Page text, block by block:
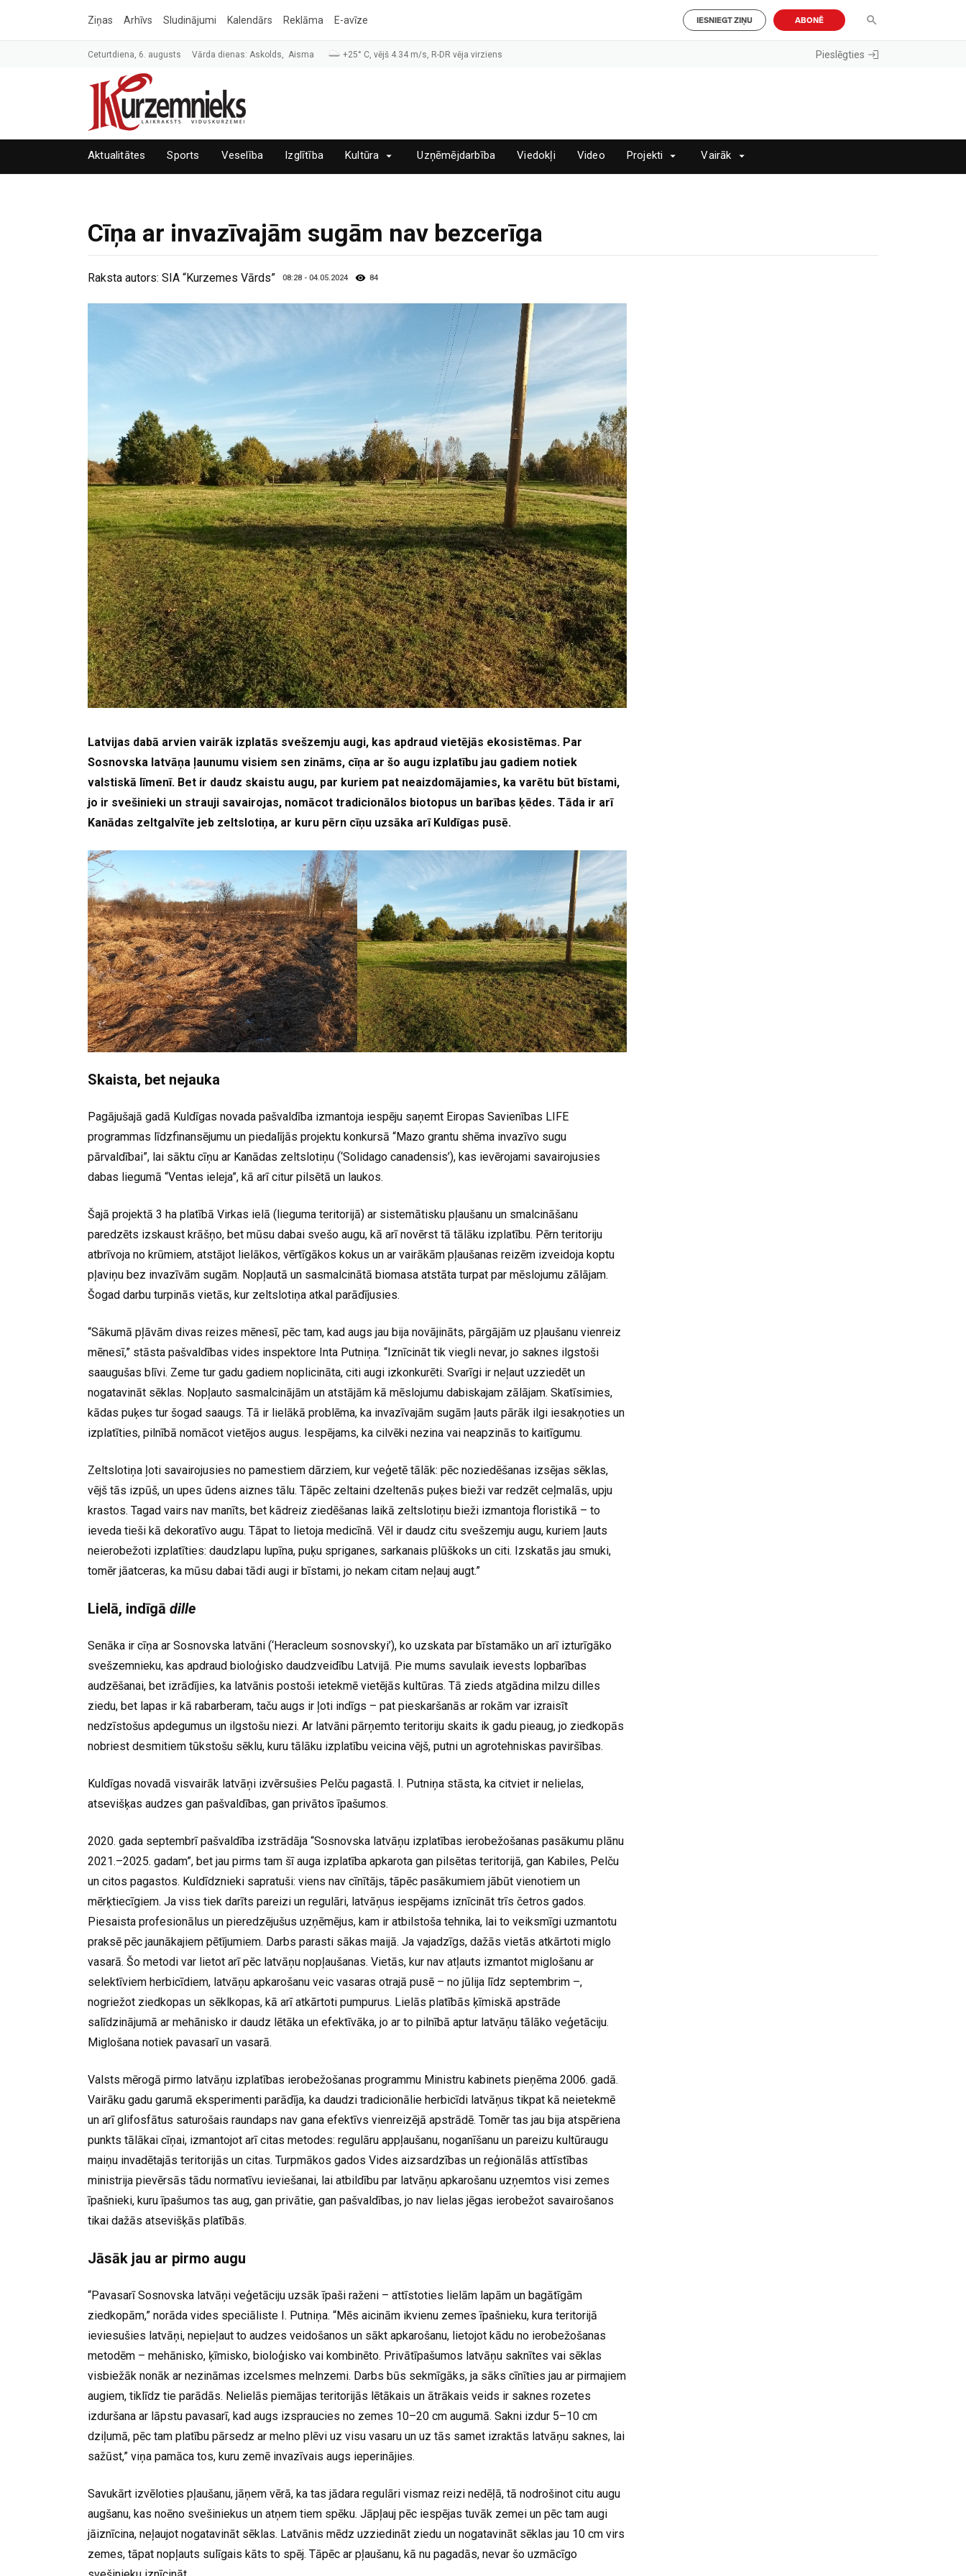
Ziņas Arhīvs Sludinājumi Kalendārs Reklāma E-avīze IESNIEGT ZIŅU ABONĒ
Ceturtdiena, 6. augusts Vārda dienas: Askolds, Aisma +25° C, vējš 4.34 m/s, R-DR vēja virziens Pieslēgties
Aktualitātes Sports Veselība Izglītība Kultūra Uzņēmējdarbība Viedokļi Video Projekti Vairāk
Cīņa ar invazīvajām sugām nav bezcerīga
Raksta autors: SIA “Kurzemes Vārds” 08:28 - 04.05.2024 84
Latvijas dabā arvien vairāk izplatās svešzemju augi, kas apdraud vietējās ekosistēmas. Par
Sosnovska latvāņa ļaunumu visiem sen zināms, cīņa ar šo augu izplatību jau gadiem notiek
valstiskā līmenī. Bet ir daudz skaistu augu, par kuriem pat neaizdomājamies, ka varētu būt bīstami,
jo ir svešinieki un strauji savairojas, nomācot tradicionālos biotopus un barības ķēdes. Tāda ir arī
Kanādas zeltgalvīte jeb zeltslotiņa, ar kuru pērn cīņu uzsāka arī Kuldīgas pusē.
Skaista, bet nejauka
Pagājušajā gadā Kuldīgas novada pašvaldība izmantoja iespēju saņemt Eiropas Savienības LIFE
programmas līdzfinansējumu un piedalījās projektu konkursā “Mazo grantu shēma invazīvo sugu
pārvaldībai”, lai sāktu cīņu ar Kanādas zeltslotiņu (‘Solidago canadensis’), kas ievērojami savairojusies
dabas liegumā “Ventas ieleja”, kā arī citur pilsētā un laukos.
Šajā projektā 3 ha platībā Virkas ielā (lieguma teritorijā) ar sistemātisku pļaušanu un smalcināšanu
paredzēts izskaust krāšņo, bet mūsu dabai svešo augu, kā arī novērst tā tālāku izplatību. Pērn teritoriju
atbrīvoja no krūmiem, atstājot lielākos, vērtīgākos kokus un ar vairākām pļaušanas reizēm izveidoja koptu
pļaviņu bez invazīvām sugām. Nopļautā un sasmalcinātā biomasa atstāta turpat par mēslojumu zālājam.
Šogad darbu turpinās vietās, kur zeltslotiņa atkal parādījusies.
“Sākumā pļāvām divas reizes mēnesī, pēc tam, kad augs jau bija novājināts, pārgājām uz pļaušanu vienreiz
mēnesī,” stāsta pašvaldības vides inspektore Inta Putniņa. “Iznīcināt tik viegli nevar, jo saknes ilgstoši
saaugušas blīvi. Zeme tur gadu gadiem noplicināta, citi augi izkonkurēti. Svarīgi ir neļaut uzziedēt un
nogatavināt sēklas. Nopļauto sasmalcinājām un atstājām kā mēslojumu dabiskajam zālājam. Skatīsimies,
kādas puķes tur šogad saaugs. Tā ir lielākā problēma, ka invazīvajām sugām ļauts pārāk ilgi iesakņoties un
izplatīties, pilnībā nomācot vietējos augus. Iespējams, ka cilvēki nezina vai neapzinās to kaitīgumu.
Zeltslotiņa ļoti savairojusies no pamestiem dārziem, kur veģetē tālāk: pēc noziedēšanas izsējas sēklas,
vējš tās izpūš, un upes ūdens aiznes tālu. Tāpēc zeltaini dzeltenās puķes bieži var redzēt ceļmalās, upju
krastos. Tagad vairs nav manīts, bet kādreiz ziedēšanas laikā zeltslotiņu bieži izmantoja floristikā – to
ieveda tieši kā dekoratīvo augu. Tāpat to lietoja medicīnā. Vēl ir daudz citu svešzemju augu, kuriem ļauts
neierobežoti izplatīties: daudzlapu lupīna, puķu spriganes, sarkanais plūškoks un citi. Izskatās jau smuki,
tomēr jāatceras, ka mūsu dabai tādi augi ir bīstami, jo nekam citam neļauj augt.”
Lielā, indīgā dille
Senāka ir cīņa ar Sosnovska latvāni (‘Heracleum sosnovskyi’), ko uzskata par bīstamāko un arī izturīgāko
svešzemnieku, kas apdraud bioloģisko daudzveidību Latvijā. Pie mums savulaik ievests lopbarības
audzēšanai, bet izrādījies, ka latvānis postoši ietekmē vietējās kultūras. Tā zieds atgādina milzu dilles
ziedu, bet lapas ir kā rabarberam, taču augs ir ļoti indīgs – pat pieskaršanās ar rokām var izraisīt
nedzīstošus apdegumus un ilgstošu niezi. Ar latvāni pārņemto teritoriju skaits ik gadu pieaug, jo ziedkopās
nobriest desmitiem tūkstošu sēklu, kuru tālāku izplatību veicina vējš, putni un agrotehniskas paviršības.
Kuldīgas novadā visvairāk latvāņi izvērsušies Pelču pagastā. I. Putniņa stāsta, ka citviet ir nelielas,
atsevišķas audzes gan pašvaldības, gan privātos īpašumos.
2020. gada septembrī pašvaldība izstrādāja “Sosnovska latvāņu izplatības ierobežošanas pasākumu plānu
2021.–2025. gadam”, bet jau pirms tam šī auga izplatība apkarota gan pilsētas teritorijā, gan Kabiles, Pelču
un citos pagastos. Kuldīdznieki sapratuši: viens nav cīnītājs, tāpēc pasākumiem jābūt vienotiem un
mērķtiecīgiem. Ja viss tiek darīts pareizi un regulāri, latvāņus iespējams iznīcināt trīs četros gados.
Piesaista profesionālus un pieredzējušus uzņēmējus, kam ir atbilstoša tehnika, lai to veiksmīgi uzmantotu
praksē pēc jaunākajiem pētījumiem. Darbs parasti sākas maijā. Ja vajadzīgs, dažās vietās atkārtoti miglo
vasarā. Šo metodi var lietot arī pēc latvāņu nopļaušanas. Vietās, kur nav atļauts izmantot miglošanu ar
selektīviem herbicīdiem, latvāņu apkarošanu veic vasaras otrajā pusē – no jūlija līdz septembrim –,
nogriežot ziedkopas un sēklkopas, kā arī atkārtoti pumpurus. Lielās platībās ķīmiskā apstrāde
salīdzinājumā ar mehānisko ir daudz lētāka un efektīvāka, jo ar to pilnībā aptur latvāņu tālāko veģetāciju.
Miglošana notiek pavasarī un vasarā.
Valsts mērogā pirmo latvāņu izplatības ierobežošanas programmu Ministru kabinets pieņēma 2006. gadā.
Vairāku gadu garumā eksperimenti parādīja, ka daudzi tradicionālie herbicīdi latvāņus tikpat kā neietekmē
un arī glifosfātus saturošais raundaps nav gana efektīvs vienreizējā apstrādē. Tomēr tas jau bija atspēriena
punkts tālākai cīņai, izmantojot arī citas metodes: regulāru appļaušanu, noganīšanu un pareizu kultūraugu
maiņu invadētajās teritorijās un citas. Turpmākos gados Vides aizsardzības un reģionālās attīstības
ministrija pievērsās tādu normatīvu ieviešanai, lai atbildību par latvāņu apkarošanu uzņemtos visi zemes
īpašnieki, kuru īpašumos tas aug, gan privātie, gan pašvaldības, jo nav lielas jēgas ierobežot savairošanos
tikai dažās atsevišķās platībās.
Jāsāk jau ar pirmo augu
“Pavasarī Sosnovska latvāņi veģetāciju uzsāk īpaši raženi – attīstoties lielām lapām un bagātīgām
ziedkopām,” norāda vides speciāliste I. Putniņa. “Mēs aicinām ikvienu zemes īpašnieku, kura teritorijā
ieviesušies latvāņi, nepieļaut to audzes veidošanos un sākt apkarošanu, lietojot kādu no ierobežošanas
metodēm – mehānisko, ķīmisko, bioloģisko vai kombinēto. Privātīpašumos latvāņu saknītes vai sēklas
visbiežāk nonāk ar nezināmas izcelsmes melnzemi. Darbs būs sekmīgāks, ja sāks cīnīties jau ar pirmajiem
augiem, tiklīdz tie parādās. Nelielās piemājas teritorijās lētākais un ātrākais veids ir saknes rozetes
izduršana ar lāpstu pavasarī, kad augs izspraucies no zemes 10–20 cm augumā. Sakni izdur 5–10 cm
dziļumā, pēc tam platību pārsedz ar melno plēvi uz visu vasaru un uz tās samet izraktās latvāņu saknes, lai
sažūst,” viņa pamāca tos, kuru zemē invazīvais augs ieperinājies.
Savukārt izvēloties pļaušanu, jāņem vērā, ka tas jādara regulāri vismaz reizi nedēļā, tā nodrošinot citu augu
augšanu, kas noēno svešiniekus un atņem tiem spēku. Jāpļauj pēc iespējas tuvāk zemei un pēc tam augi
jāiznīcina, neļaujot nogatavināt sēklas. Latvānis mēdz uzziedināt ziedu un nogatavināt sēklas jau 10 cm virs
zemes, tāpat nopļauts sulīgais kāts to spēj. Tāpēc ar pļaušanu, kā nu pagadās, nevar šo uzmācīgo